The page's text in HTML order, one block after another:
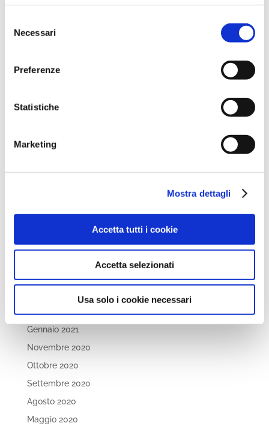
delNecessari
Preferenze
Statistiche
Marketing
Mostra dettagli
Accetta tutti i cookie
Accetta selezionati
Usa solo i cookie necessari
Marzo 2023
Aprile 2022
Febbraio 2022
Febbraio 2021
Gennaio 2021
Novembre 2020
Ottobre 2020
Settembre 2020
Agosto 2020
Maggio 2020